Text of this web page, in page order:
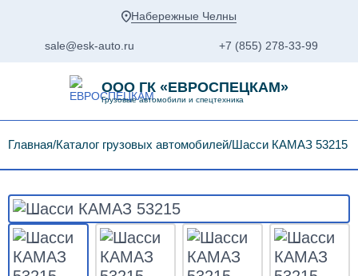
Набережные Челны
sale@esk-auto.ru +7 (855) 278-33-99
ООО ГК «ЕВРОСПЕЦКАМ»
Грузовые автомобили и спецтехника
Главная Каталог грузовых автомобилей Шасси КАМАЗ 53215